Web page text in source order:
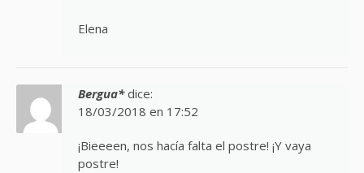
Elena
Bergua* dice:
18/03/2018 en 17:52
¡Bieeeen, nos hacía falta el postre! ¡Y vaya
postre!